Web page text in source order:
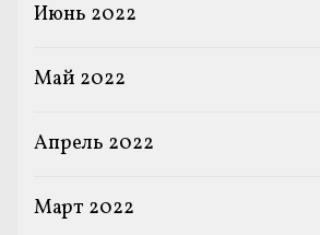
Июнь 2022
Май 2022
Апрель 2022
Март 2022